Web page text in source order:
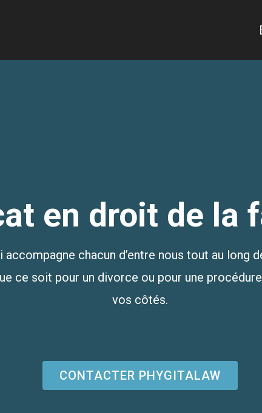
en droit de la
chacun d’entre nous tout au long
ce soit pour un divorce ou pour une
vos côtés.
CONTACTER PHYGITALAW